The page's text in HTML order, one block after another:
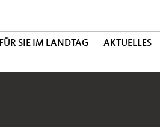
FÜR SIE IM LANDTAG AKTUELLES